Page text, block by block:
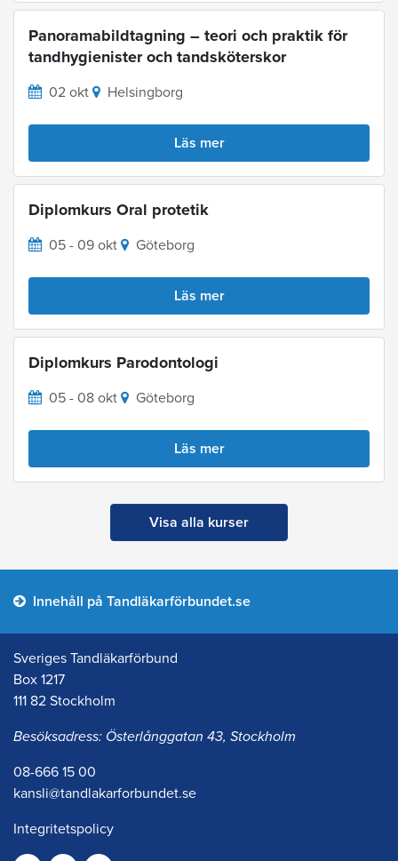
Panoramabildtagning – teori och praktik för
tandhygienister och tandsköterskor
02 okt Helsingborg
Läs mer
Diplomkurs Oral protetik
05 - 09 okt Göteborg
Läs mer
Diplomkurs Parodontologi
05 - 08 okt Göteborg
Läs mer
Visa alla kurser
Innehåll på Tandläkarförbundet.se
Sveriges Tandläkarförbund
Box 1217
111 82 Stockholm
Besöksadress: Österlånggatan 43, Stockholm
08-666 15 00
kansli@tandlakarforbundet.se
Integritetspolicy